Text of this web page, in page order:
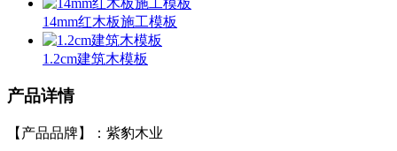
14mm红木板施工模板
1.2cm建筑木模板
产品详情
【产品品牌】：紫豹木业